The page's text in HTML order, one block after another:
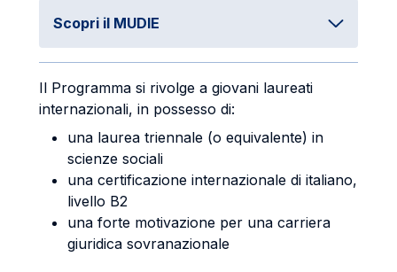
Scopri il MUDIE
Il Programma si rivolge a giovani laureati
internazionali, in possesso di:
una laurea triennale (o equivalente) in
scienze sociali
una certificazione internazionale di italiano,
livello B2
una forte motivazione per una carriera
giuridica sovranazionale